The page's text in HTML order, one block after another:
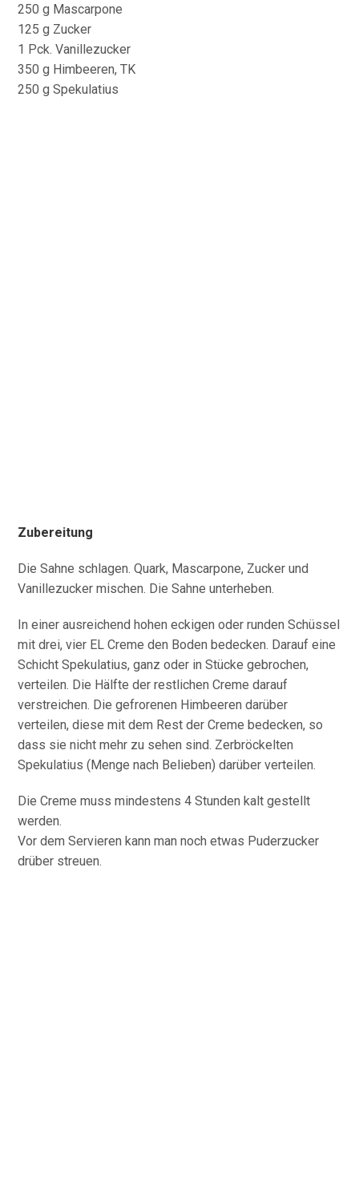
250 g Mascarpone
125 g Zucker
1 Pck. Vanillezucker
350 g Himbeeren, TK
250 g Spekulatius
Zubereitung
Die Sahne schlagen. Quark, Mascarpone, Zucker und
Vanillezucker mischen. Die Sahne unterheben.
In einer ausreichend hohen eckigen oder runden Schüssel
mit drei, vier EL Creme den Boden bedecken. Darauf eine
Schicht Spekulatius, ganz oder in Stücke gebrochen,
verteilen. Die Hälfte der restlichen Creme darauf
verstreichen. Die gefrorenen Himbeeren darüber
verteilen, diese mit dem Rest der Creme bedecken, so
dass sie nicht mehr zu sehen sind. Zerbröckelten
Spekulatius (Menge nach Belieben) darüber verteilen.
Die Creme muss mindestens 4 Stunden kalt gestellt
werden.
Vor dem Servieren kann man noch etwas Puderzucker
drüber streuen.